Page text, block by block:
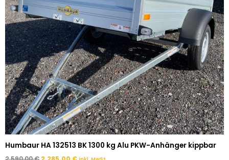
Humbaur HA 132513 BK 1300 kg Alu PKW-Anhänger kippbar